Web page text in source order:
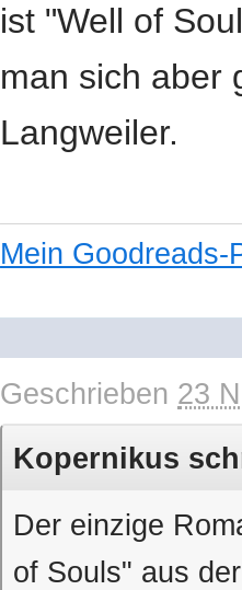
ist "Well of
man sich aber
Langweiler.
Mein Goodreads-
Geschrieben 23
Kopernikus
Der einzige
of Souls" aus